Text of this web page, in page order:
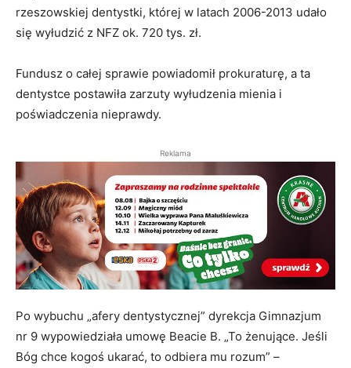
rzeszowskiej dentystki, której w latach 2006-2013 udało
się wyłudzić z NFZ ok. 720 tys. zł.
Fundusz o całej sprawie powiadomił prokuraturę, a ta
dentystce postawiła zarzuty wyłudzenia mienia i
poświadczenia nieprawdy.
Reklama
Po wybuchu „afery dentystycznej” dyrekcja Gimnazjum
nr 9 wypowiedziała umowę Beacie B. „To żenujące. Jeśli
Bóg chce kogoś ukarać, to odbiera mu rozum” –